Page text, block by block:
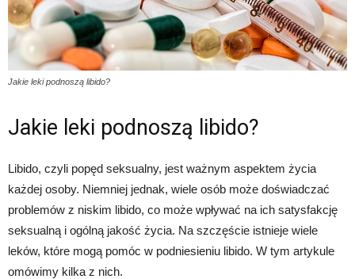
Jakie leki podnoszą libido?
Jakie leki podnoszą libido?
Libido, czyli popęd seksualny, jest ważnym aspektem życia
każdej osoby. Niemniej jednak, wiele osób może doświadczać
problemów z niskim libido, co może wpływać na ich satysfakcję
seksualną i ogólną jakość życia. Na szczęście istnieje wiele
leków, które mogą pomóc w podniesieniu libido. W tym artykule
omówimy kilka z nich.